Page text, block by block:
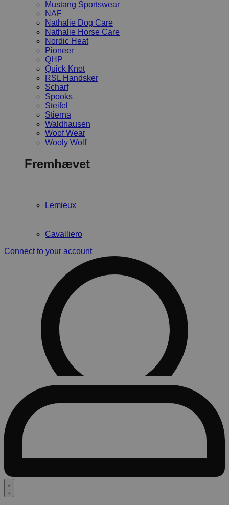
Mustang Sportswear
NAF
Nathalie Dog Care
Nathalie Horse Care
Nordic Heat
Pioneer
QHP
Quick Knot
RSL Handsker
Scharf
Spooks
Steifel
Stierna
Waldhausen
Woof Wear
Wooly Wolf
Fremhævet
Lemieux
Cavalliero
Connect to your account